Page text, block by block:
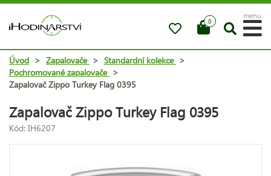
0
menu
Úvod > Zapalovače > Standardní kolekce >
Pochromované zapalovače >
Zapalovač Zippo Turkey Flag 0395
Zapalovač Zippo Turkey Flag 0395
Kód: IH6207